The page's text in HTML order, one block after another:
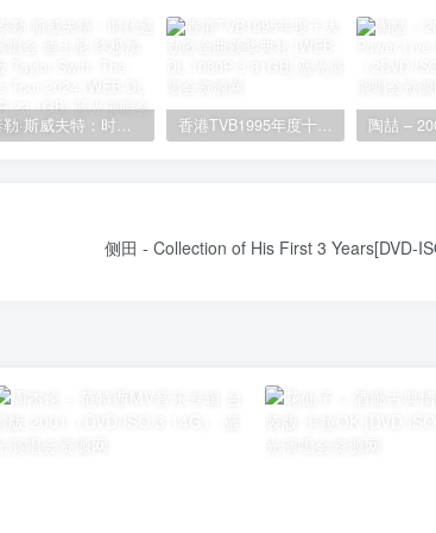
泰勒·斯威夫特：时代巡回演唱会 迪士尼·终极加长版 Taylor Swift: The Eras Tour 2024 [WEB-DL HDR 23.1GB] 香港TVB1995年度十大劲歌金曲颁奖典礼 [WEB-DL 1080P 3.81GB]
侧田 - Collection of His First 3 Years[DVD-